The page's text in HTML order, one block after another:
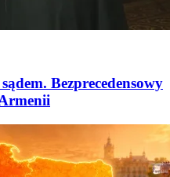
Bezprecedensowy